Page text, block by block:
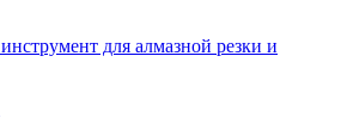
для алмазной резки и